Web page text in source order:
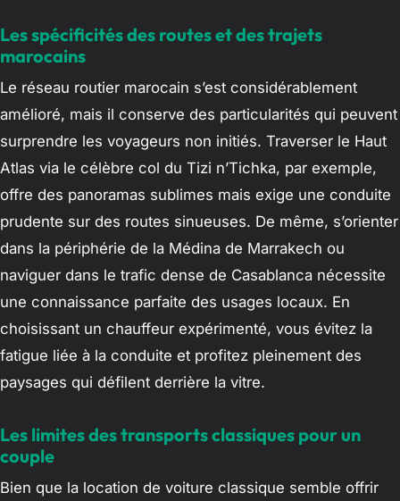
Les spécificités des routes et des trajets
marocains
Le réseau routier marocain s’est considérablement
amélioré, mais il conserve des particularités qui peuvent
surprendre les voyageurs non initiés. Traverser le Haut
Atlas via le célèbre col du Tizi n’Tichka, par exemple,
offre des panoramas sublimes mais exige une conduite
prudente sur des routes sinueuses. De même, s’orienter
dans la périphérie de la Médina de Marrakech ou
naviguer dans le trafic dense de Casablanca nécessite
une connaissance parfaite des usages locaux. En
choisissant un chauffeur expérimenté, vous évitez la
fatigue liée à la conduite et profitez pleinement des
paysages qui défilent derrière la vitre.
Les limites des transports classiques pour un
couple
Bien que la location de voiture classique semble offrir